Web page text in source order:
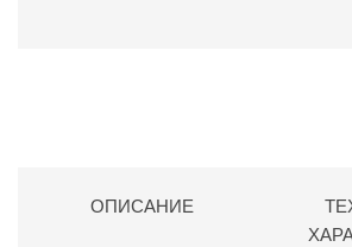
ОПИСАНИЕ